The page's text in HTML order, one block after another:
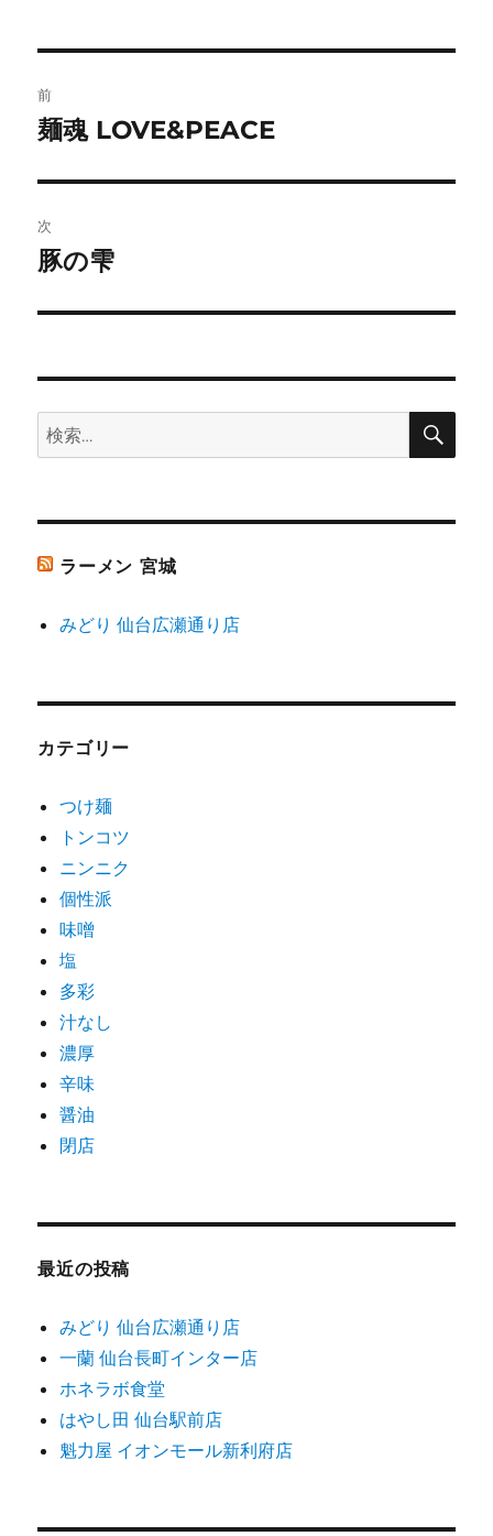
稿
ビ
ゲ
ー
ン
前
前
投
稿:
麺魂 LOVE&PEACE
次
次
投
豚の雫
検
索:
検
ラーメン 宮城
みどり 仙台広瀬通り店
カテゴリー
つけ麺
トンコツ
ニンニク
個性派
味噌
塩
多彩
汁なし
濃厚
辛味
醤油
閉店
最近の投稿
みどり 仙台広瀬通り店
一蘭 仙台長町インター店
ホネラボ食堂
はやし田 仙台駅前店
魁力屋 イオンモール新利府店